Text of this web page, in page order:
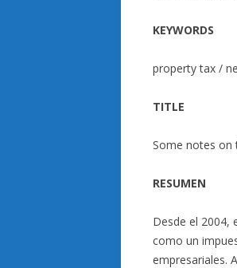
KEYWORDS
property tax /
TITLE
Some notes on
RESUMEN
Desde el 2004,
como un
empresariales.